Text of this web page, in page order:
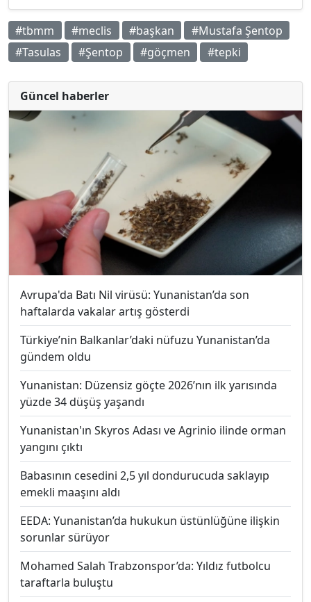
#tbmm #meclis #başkan
#Mustafa Şentop
#Tasulas
#Şentop #göçmen #tepki
Güncel haberler
Avrupa'da Batı Nil virüsü: Yunanistan’da son
haftalarda vakalar artış gösterdi
Türkiye’nin Balkanlar’daki nüfuzu Yunanistan’da
gündem oldu
Yunanistan: Düzensiz göçte 2026’nın ilk yarısında
yüzde 34 düşüş yaşandı
Yunanistan'ın Skyros Adası ve Agrinio ilinde orman
yangını çıktı
Babasının cesedini 2,5 yıl dondurucuda saklayıp
emekli maaşını aldı
EEDA: Yunanistan’da hukukun üstünlüğüne ilişkin
sorunlar sürüyor
Mohamed Salah Trabzonspor’da: Yıldız futbolcu
taraftarla buluştu